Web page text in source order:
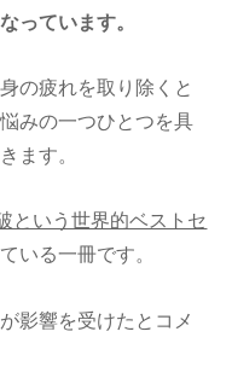
っています。
の疲れを取り除くと
みの一つひとつを具
ます。
という世界的ベストセ
いる一冊です。
影響を受けたとコメ